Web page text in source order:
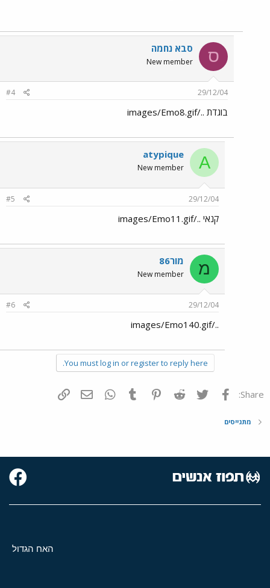
ס סבא נחמה
New member
29/12/04
#4
בוגדת ../images/Emo8.gif
A
atypique
New member
29/12/04
#5
קנאי ../images/Emo11.gif
מ מור86
New member
29/12/04
#6
../images/Emo140.gif
You must log in or register to reply here.
Share: פייסבוק Twitter
Reddit
Pinterest
Tumblr
WhatsAppדואר אלקטרוני
מתגייסים
האח הגדול